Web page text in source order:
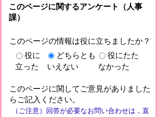
このページに関するアンケート（人事
課）
このページの情報は役に立ちましたか？
役に
立った
どちらとも
いえない
役にたた
なかった
このページに関してご意見がありました
らご記入ください。
（ご注意）回答が必要なお問い合わせは，直